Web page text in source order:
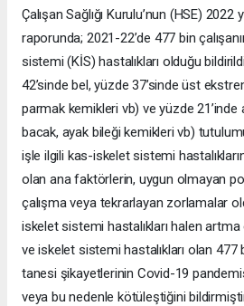
Çalışan Sağlığı Kurulu’nun (HSE) 2022
raporunda; 2021-22’de 477 bin
sistemi (KİS) hastalıkları olduğu
42’sinde bel, yüzde 37’sinde üst
parmak kemikleri vb) ve yüzde
bacak, ayak bileği kemikleri vb)
işle ilgili kas-iskelet sistemi
olan ana faktörlerin, uygun olmayan
çalışma veya tekrarlayan zorlamalar
iskelet sistemi hastalıkları halen
ve iskelet sistemi hastalıkları olan 477
tanesi şikayetlerinin Covid-19
veya bu nedenle kötüleştiğini